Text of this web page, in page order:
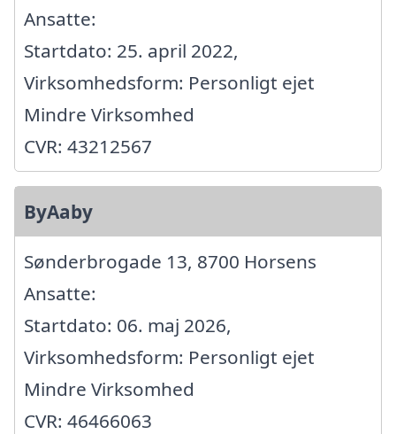
Ansatte:
Startdato: 25. april 2022,
Virksomhedsform: Personligt ejet
Mindre Virksomhed
CVR: 43212567
ByAaby
Sønderbrogade 13, 8700 Horsens
Ansatte:
Startdato: 06. maj 2026,
Virksomhedsform: Personligt ejet
Mindre Virksomhed
CVR: 46466063